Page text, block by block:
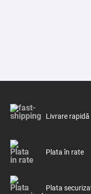
Livrare rapidă
Plata în rate
Plata